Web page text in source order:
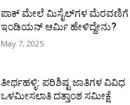
ಪಾಕ್​ ಮೇಲೆ ಮಿಸೈಲ್​ಗಳ ಮೆರವಣಿಗೆ
ಇಂಡಿಯನ್ ಆರ್ಮಿ ಹೇಳಿದ್ದೇನು?
May 7, 2025
ತೀರ್ಥಹಳ್ಳಿ: ಪರಿಶಿಷ್ಟ ಜಾತಿಗಳ ವಿವಿಧ
ಒಳಮೀಸಲಾತಿ ದತ್ತಾಂಶ ಸಮೀಕ್ಷೆ